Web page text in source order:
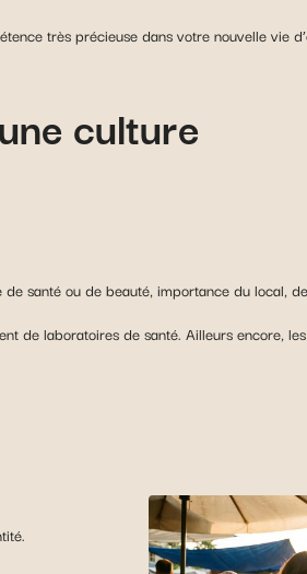
très précieuse dans votre nouvelle vie
culture
santé ou de beauté, importance du local,
de laboratoires de santé. Ailleurs encore,